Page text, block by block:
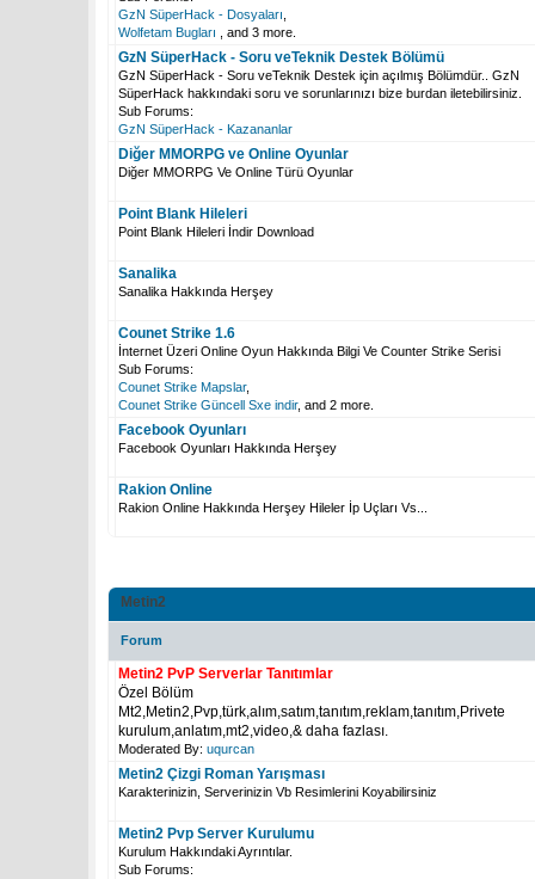
GzN SüperHack - Dosyaları
Wolfetam Bugları
, and 3 more.
GzN SüperHack - Soru veTeknik Destek Bölümü
GzN SüperHack - Soru veTeknik Destek için açılmış Bölümdür.. GzN
SüperHack hakkındaki soru ve sorunlarınızı bize burdan iletebilirsiniz.
Sub Forums:
GzN SüperHack - Kazananlar
Diğer MMORPG ve Online Oyunlar
Diğer MMORPG Ve Online Türü Oyunlar
Point Blank Hileleri
Point Blank Hileleri İndir Download
Sanalika
Sanalika Hakkında Herşey
Counet Strike 1.6
İnternet Üzeri Online Oyun Hakkında Bilgi Ve Counter Strike Serisi
Sub Forums:
Counet Strike Mapslar,
Counet Strike Güncell Sxe indir, and 2 more.
Facebook Oyunları
Facebook Oyunları Hakkında Herşey
Rakion Online
Rakion Online Hakkında Herşey Hileler İp Uçları Vs...
Metin2
Forum
Metin2 PvP Serverlar Tanıtımlar
Özel Bölüm
Mt2,Metin2,Pvp,türk,alım,satım,tanıtım,reklam,tanıtım,Privete
kurulum,anlatım,mt2,video,& daha fazlası.
Moderated By: uqurcan
Metin2 Çizgi Roman Yarışması
Karakterinizin, Serverinizin Vb Resimlerini Koyabilirsiniz
Metin2 Pvp Server Kurulumu
Kurulum Hakkındaki Ayrıntılar.
Sub Forums: